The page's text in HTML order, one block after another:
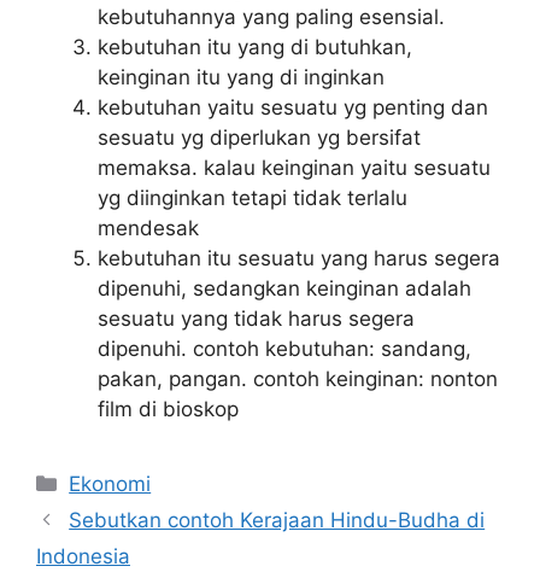
kebutuhannya yang paling esensial.
kebutuhan itu yang di butuhkan,
keinginan itu yang di inginkan
kebutuhan yaitu sesuatu yg penting dan
sesuatu yg diperlukan yg bersifat
memaksa. kalau keinginan yaitu sesuatu
yg diinginkan tetapi tidak terlalu
mendesak
kebutuhan itu sesuatu yang harus segera
dipenuhi, sedangkan keinginan adalah
sesuatu yang tidak harus segera
dipenuhi. contoh kebutuhan: sandang,
pakan, pangan. contoh keinginan: nonton
film di bioskop
Kategori
Ekonomi
Sebutkan contoh Kerajaan Hindu-Budha di
Indonesia